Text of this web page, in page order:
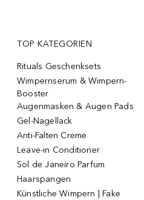
TOP KATEGORIEN
Rituals Geschenksets
Wimpernserum & Wimpern-
Booster
Augenmasken & Augen Pads
Gel-Nagellack
Anti-Falten Creme
Leave-in Conditioner
Sol de Janeiro Parfum
Haarspangen
Künstliche Wimpern | Fake